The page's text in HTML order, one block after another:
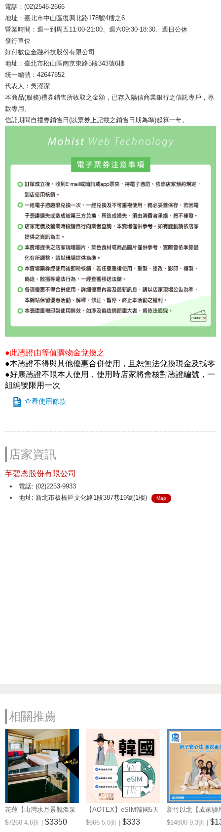
電話：(02)2546-2666
地址：臺北市中山區復興北路178號4樓之6
營業時間：週一到周五11:00-21:00、週六09:30-18:30、週日公休
發行單位
好付數位金融科技股份有限公司
地址：臺北市松山區南京東路5段343號6樓
統一編號：42647852
代表人：吳瀅潔
本商品(服務)禮券銷售所收取之金額，已存入陽信商業銀行之信託專戶，專
款專用。
信託期間自禮券銷售日(以票券上記載之銷售日期為準)起算一年。
●此憑證由等值購物金兌換之
●本憑證不得與其他優惠合併使用，且恕無法兌換現金及找零
●好康憑證不限本人使用，使用時店家將會核對憑證編號，一
組編號限用一次
查看使用條款
店家資訊
芊碧恩股份有限公司
電話: (02)2253-9933
地址: 新北市板橋區文化路1段387巷19號(1樓)
Map
相關推薦
花蓮【山灣水月景觀溫泉
會館】景觀雙人房一泊一
食住宿券(MO)
$7260 4.6折 | $3350
【AOTEX】eSIM韓國5天
無限高速網路吃到飽兌換
券(MO)
$666 5.0折 | $333
新竹以北【成家驗
25坪 (三房格局)超
券 (MO)
$14800 9.3折 |